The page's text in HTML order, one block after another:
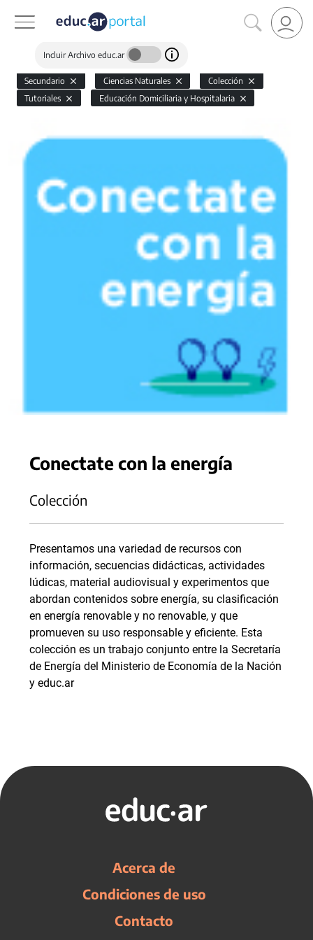
Incluir Archivo educ.ar
Secundario Ciencias Naturales
Colección
Tutoriales
Educación Domiciliaria y Hospitalaria
Conectate con la energía
Colección
Presentamos una variedad de recursos con
información, secuencias didácticas, actividades
lúdicas, material audiovisual y experimentos que
abordan contenidos sobre energía, su clasificación
en energía renovable y no renovable, y que
promueven su uso responsable y eficiente. Esta
colección es un trabajo conjunto entre la Secretaría
de Energía del Ministerio de Economía de la Nación
y educ.ar
Acerca de
Condiciones de uso
Contacto